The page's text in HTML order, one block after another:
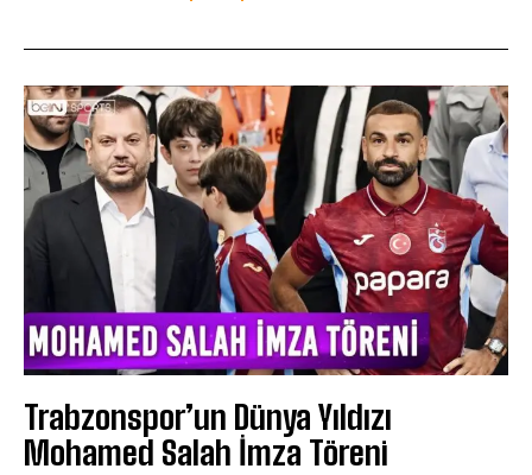
Trabzonspor’un Dünya Yıldızı
Mohamed Salah İmza Töreni